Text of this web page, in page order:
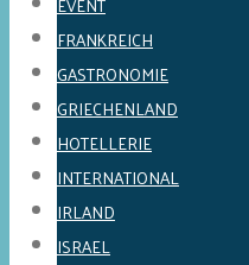
FRANKREICH
GASTRONOMIE
GRIECHENLAND
HOTELLERIE
INTERNATIONAL
IRLAND
ISRAEL